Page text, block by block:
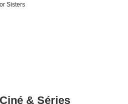
Sisters
& Séries